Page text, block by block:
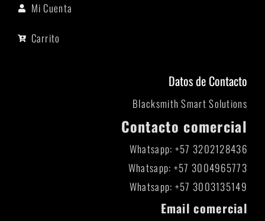
Mi Cuenta
Carrito
Datos de Contacto
Blacksmith Smart Solutions
Contacto comercial
Whatsapp: +57 3202128436
Whatsapp: +57 3004965773
Whatsapp: +57 3003135149
Email comercial